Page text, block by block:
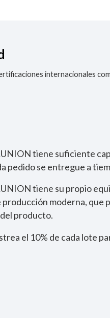
internacionales
tiene suficiente
pedido se entregue a
tiene su propio
producción moderna,
producto.
el 10% de cada lote